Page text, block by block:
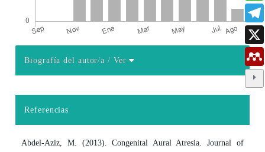
Biografía del autor/a/ Ver
Referencias
Abdel-Aziz, M. (2013). Congenital Aural Atresia. Journal of